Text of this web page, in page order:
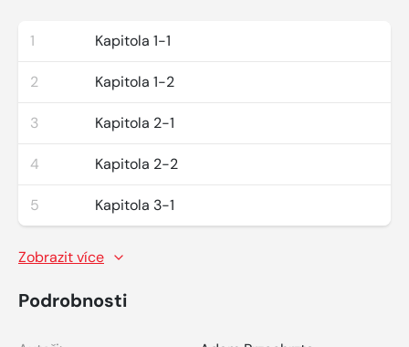
1 Kapitola 1-1
2 Kapitola 1-2
3 Kapitola 2-1
4 Kapitola 2-2
5 Kapitola 3-1
Zobrazit více
Podrobnosti